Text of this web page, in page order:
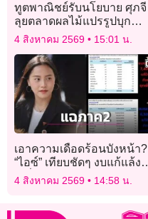
ทูตพาณิชย์รับนโยบาย ศุภจี
ลุยตลาดผลไม้แปรรูปบุก
ตลาดโลก
4 สิงหาคม 2569 15:01 น.
เอาความเดือดร้อนบังหน้า?
“ไอซ์” เทียบชัดๆ งบแก้แล้ง
เปลี่ยนตามพรรคครอง
4 สิงหาคม 2569 14:58 น.